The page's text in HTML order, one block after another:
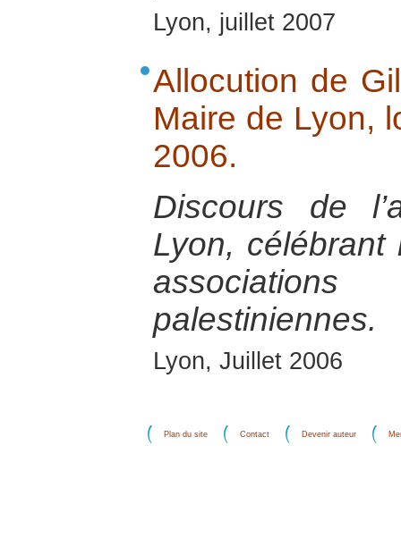
Lyon, juillet 2007
Allocution de
Maire de Lyon,
2006.
Discours de
Lyon, célébrant
palestiniennes.
Lyon, Juillet 2006
Plan du site Contact Devenir auteur